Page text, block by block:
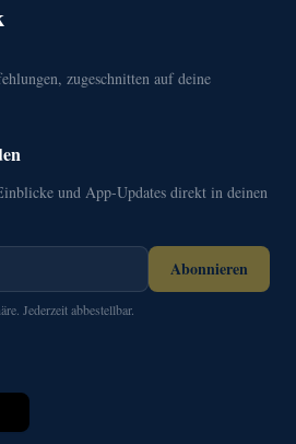
zugeschnitten auf deine
und App-Updates direkt in deinen
Abonnieren
Jederzeit abbestellbar.